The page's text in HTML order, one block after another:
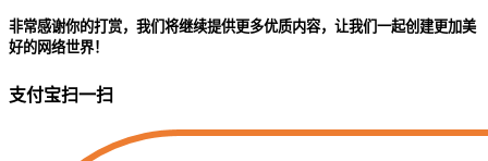
非常感谢你的打赏，我们将继续提供更多优质内容，让我们一起创建更加美
好的网络世界！
支付宝扫一扫